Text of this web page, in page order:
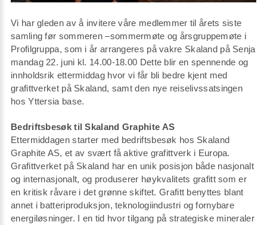
Vi har gleden av å invitere våre medlemmer til årets siste
samling før sommeren –sommermøte og årsgruppemøte i
Profilgruppa, som i år arrangeres på vakre Skaland på Senja
mandag 22. juni kl. 14.00-18.00 Dette blir en spennende og
innholdsrik ettermiddag hvor vi får bli bedre kjent med
grafittverket på Skaland, samt den nye reiselivssatsingen
hos Yttersia base.
Bedriftsbesøk til Skaland Graphite AS
Ettermiddagen starter med bedriftsbesøk hos Skaland
Graphite AS, et av svært få aktive grafittverk i Europa.
Grafittverket på Skaland har en unik posisjon både nasjonalt
og internasjonalt, og produserer høykvalitets grafitt som er
en kritisk råvare i det grønne skiftet. Grafitt benyttes blant
annet i batteriproduksjon, teknologiindustri og fornybare
energiløsninger. I en tid hvor tilgang på strategiske mineraler